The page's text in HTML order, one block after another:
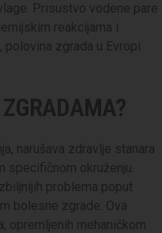
Prisustvo vodene pare
reakcijama i
zgrada u Evropi
narušava zdravlje stanara
specifičnom okruženju.
problema poput
bolesne zgrade. Ova
opremljenih mehaničkom